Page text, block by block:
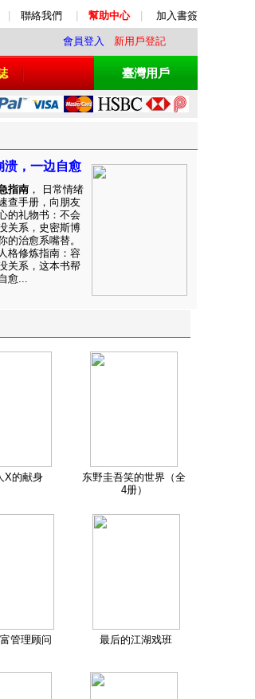
聯絡我們 幫助中心 加入書簽
會員登入 新用戶登記
臺灣用戶
溃，一边自愈
指南 ， 日常情绪
查手册，向朋友
的礼物书：不会
关系，史密斯博
的治愈系嘴替。
格修炼指南：容
关系，这本书帮
愈...
X的献身
东野圭吾笑的世界（全
4册）
管理顾问 最后的江湖戏班